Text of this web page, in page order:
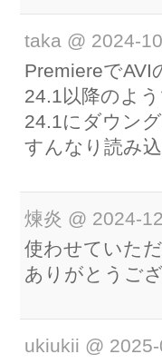
taka @ 2024-
PremiereでAVI
24.1以降のよう
24.1にダウン
すんなり読み
煉炎 @ 2024-
使わせていただ
ありがとうござ
ukiukii @